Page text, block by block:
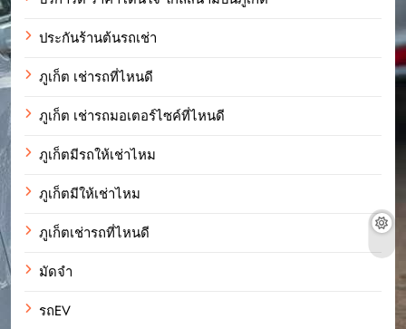
ประกันร้านต้นรถเช่า
ภูเก็ต เช่ารถที่ไหนดี
ภูเก็ต เช่ารถมอเตอร์ไซค์ที่ไหนดี
ภูเก็ตมีรถให้เช่าไหม
ภูเก็ตมีให้เช่าไหม
ภูเก็ตเช่ารถที่ไหนดี
มัดจำ
รถEV